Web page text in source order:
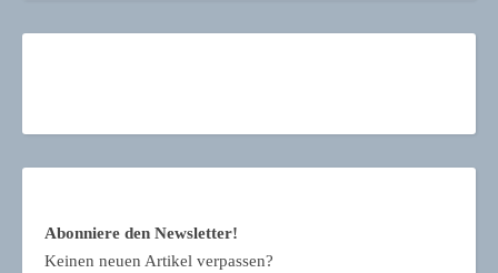
Abonniere den Newsletter!
Keinen neuen Artikel verpassen?